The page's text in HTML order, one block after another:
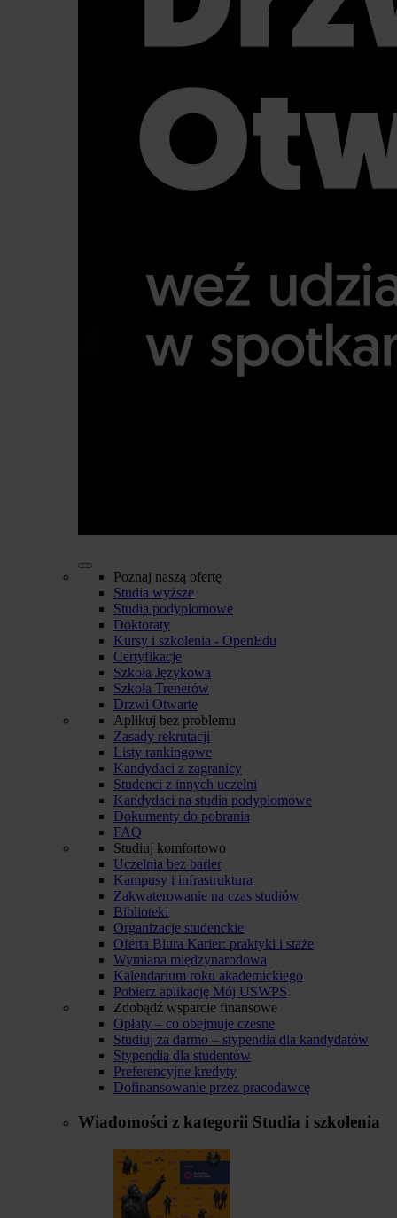
Poznaj naszą ofertę
Studia wyższe
Studia podyplomowe
Doktoraty
Kursy i szkolenia - OpenEdu
Certyfikacje
Szkoła Językowa
Szkoła Trenerów
Drzwi Otwarte
Aplikuj bez problemu
Zasady rekrutacji
Listy rankingowe
Kandydaci z zagranicy
Studenci z innych uczelni
Kandydaci na studia podyplomowe
Dokumenty do pobrania
FAQ
Studiuj komfortowo
Uczelnia bez barier
Kampusy i infrastruktura
Zakwaterowanie na czas studiów
Biblioteki
Organizacje studenckie
Oferta Biura Karier: praktyki i staże
Wymiana międzynarodowa
Kalendarium roku akademickiego
Pobierz aplikację Mój USWPS
Zdobądź wsparcie finansowe
Opłaty – co obejmuje czesne
Studiuj za darmo – stypendia dla kandydatów
Stypendia dla studentów
Preferencyjne kredyty
Dofinansowanie przez pracodawcę
Wiadomości z kategorii Studia i szkolenia